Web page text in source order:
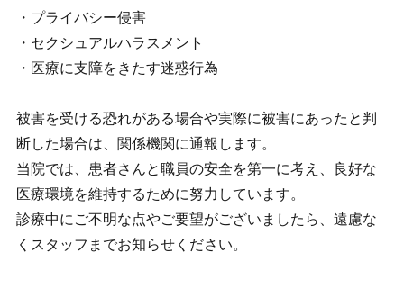
・プライバシー侵害
・セクシュアルハラスメント
・医療に支障をきたす迷惑行為
被害を受ける恐れがある場合や実際に被害にあったと判
断した場合は、関係機関に通報します。
当院では、患者さんと職員の安全を第一に考え、良好な
医療環境を維持するために努力しています。
診療中にご不明な点やご要望がございましたら、遠慮な
くスタッフまでお知らせください。